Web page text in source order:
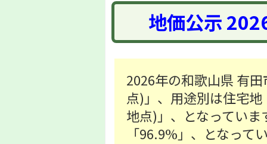
地価公示
2026年の和歌山県 有
点)」、用途別は住宅
地点)」、となってい
「96.9%」、となって